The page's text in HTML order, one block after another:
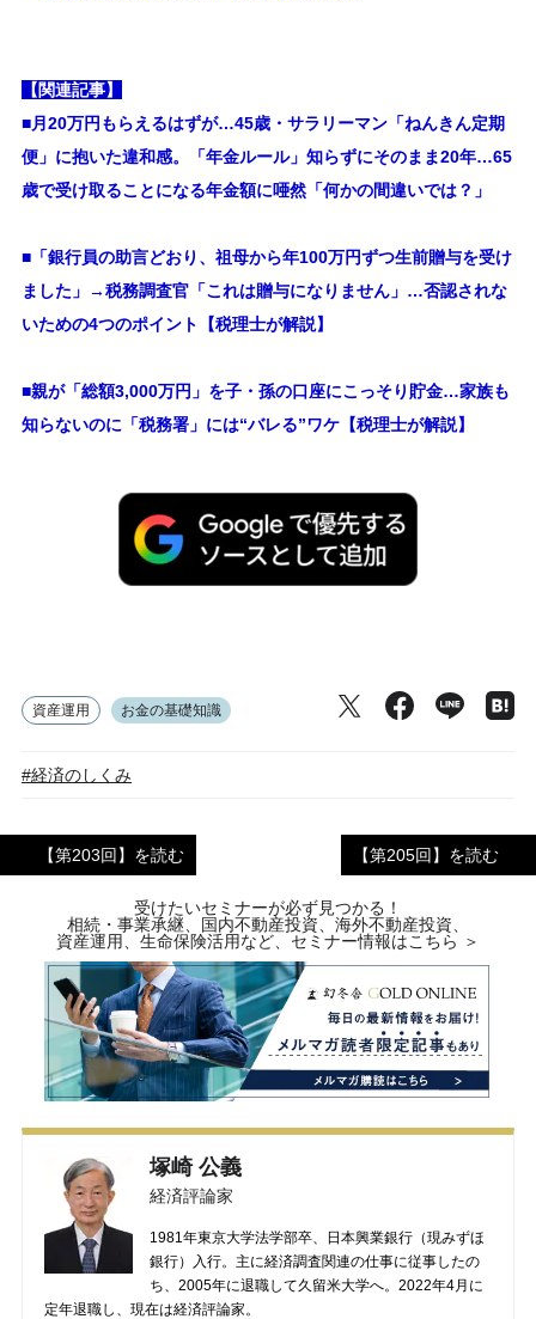
【関連記事】
■月20万円もらえるはずが…45歳・サラリーマン「ねんきん定期
便」に抱いた違和感。「年金ルール」知らずにそのまま20年…65
歳で受け取ることになる年金額に唖然「何かの間違いでは？」
■ 「銀行員の助言どおり、祖母から年100万円ずつ生前贈与を受け
ました」→税務調査官「これは贈与になりません」…否認されな
いための4つのポイント【税理士が解説】
■親が「総額3,000万円」を子・孫の口座にこっそり貯金…家族も
知らないのに「税務署」には“バレる”ワケ【税理士が解説】
資産運用 お金の基礎知識
#経済のしくみ
【第203回】を読む 【第205回】を読む
受けたいセミナーが必ず見つかる！
相続・事業承継、国内不動産投資、海外不動産投資、
資産運用、生命保険活用など、セミナー情報はこちら ＞
塚崎 公義
経済評論家
1981年東京大学法学部卒、日本興業銀行（現みずほ
銀行）入行。主に経済調査関連の仕事に従事したの
ち、2005年に退職して久留米大学へ。2022年4月に
定年退職し、現在は経済評論家。